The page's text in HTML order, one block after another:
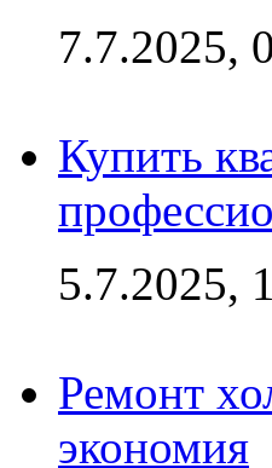
7.7.2025,
Купить
5.7.2025,
Ремонт
экономия